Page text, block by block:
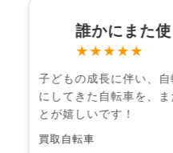
誰かにまた
★★★★★
子どもの成長に伴い、
にしてきた自転車を、
とが嬉しいです！
買取自転車